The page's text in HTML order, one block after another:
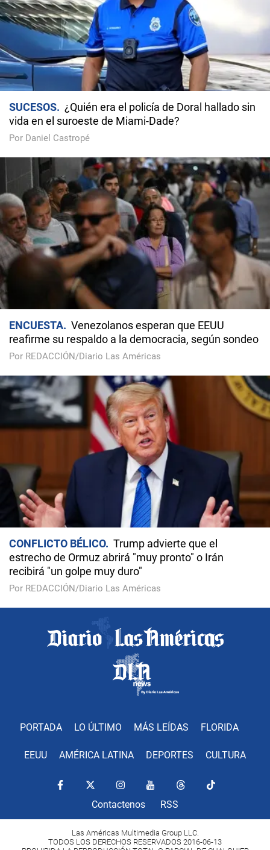
SUCESOS
¿Quién era el policía de Doral hallado sin
vida en el suroeste de Miami-Dade?
Por Daniel Castropé
ENCUESTA
Venezolanos esperan que EEUU
reafirme su respaldo a la democracia, según sondeo
Por REDACCIÓN/Diario Las Américas
CONFLICTO BÉLICO
Trump advierte que el
estrecho de Ormuz abrirá "muy pronto" o Irán
recibirá "un golpe muy duro"
Por REDACCIÓN/Diario Las Américas
PORTADA LO ÚLTIMO MÁS LEÍDAS FLORIDA
EEUU AMÉRICA LATINA DEPORTES CULTURA
Contactenos RSS
Las Américas Multimedia Group LLC.
TODOS LOS DERECHOS RESERVADOS 2016-06-13